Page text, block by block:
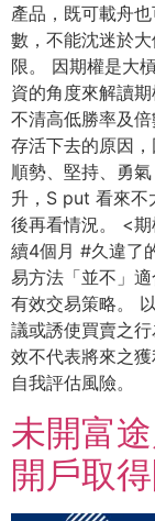
產品，既可載舟
數，不能沈迷於
限。 因期權是大
資的角度來解讀
不清高低勝率及
存活下去的原因
順勢、堅持、勇
升，S put 看來不
後再看情況。 <
續4個月 #久違了
易方法「並不」
有效交易策略。
議或誘使買賣之
效不代表將來之
自我評估風險。
未開富
開戶取